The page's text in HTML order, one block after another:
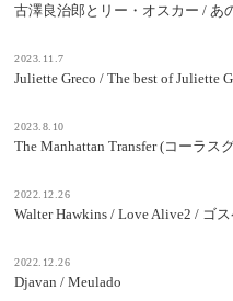
古澤良治郎とリー・オスカー / あ
2023.11.7
Juliette Greco / The best of Juliette
2023.8.10
The Manhattan Transfer (コーラス
2022.12.26
Walter Hawkins / Love Alive2 / ゴ
2022.12.26
Djavan / Meulado